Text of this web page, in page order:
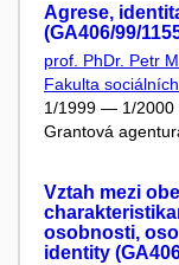
Agrese,
(GA406/99/
prof. PhDr. Petr
Fakulta
1/1999 — 1/2000
Grantová
Vztah mezi
osobnosti,
identity